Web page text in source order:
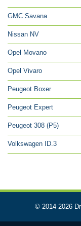
GMC Savana
Nissan NV
Opel Movano
Opel Vivaro
Peugeot Boxer
Peugeot Expert
Peugeot 308 (P5)
Volkswagen ID.3
© 2014-2026